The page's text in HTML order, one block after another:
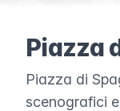
Piazza
Piazza di
scenografici